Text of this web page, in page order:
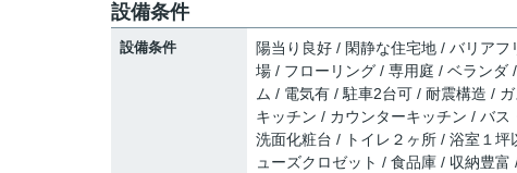
設備条件
設備条件
陽当り良好 / 閑静な住宅地 / バリア
場 / フローリング / 専用庭 / ベランダ
ム / 電気有 / 駐車2台可 / 耐震構造 /
キッチン / カウンターキッチン / バ
洗面化粧台 / トイレ２ヶ所 / 浴室１
ューズクロゼット / 食品庫 / 収納豊